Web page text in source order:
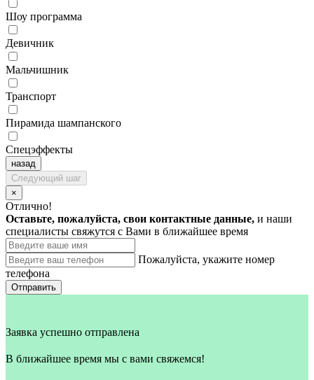
Шоу программа
Девичник
Мальчишник
Транспорт
Пирамида шампанского
Спецэффекты
назад
Следующий шаг
×
Отлично!
Оставьте, пожалуйста, свои контактные данные, и наши
специалисты свяжутся с Вами в ближайшее время
Пожалуйста, укажите номер
телефона
Отправить
Заявка успешно отправлена
В ближайшее время мы с вами свяжемся!